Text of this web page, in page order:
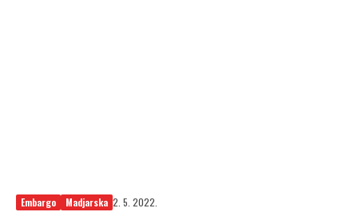
Embargo Madjarska 2. 5. 2022.